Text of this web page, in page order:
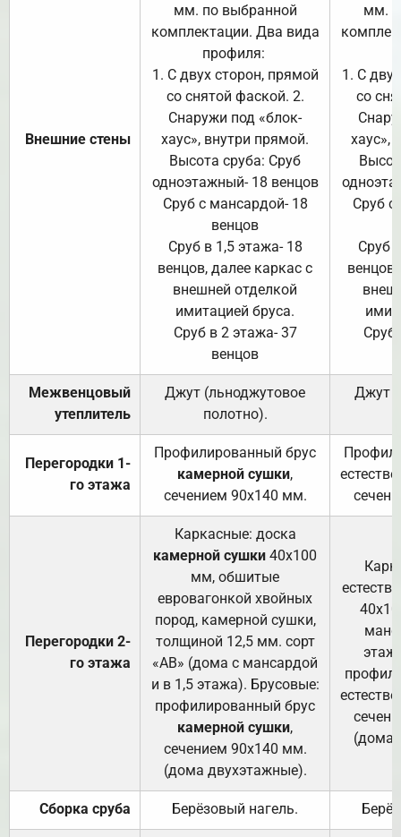
Внешние стены
мм. по выбранной
комплектации. Два вида
профиля:
1. С двух сторон, прямой
со снятой фаской. 2.
Снаружи под «блок-
хаус», внутри прямой.
Высота сруба: Сруб
одноэтажный- 18 венцов
Сруб с мансардой- 18
венцов
Сруб в 1,5 этажа- 18
венцов, далее каркас с
внешней отделкой
имитацией бруса.
Сруб в 2 этажа- 37
венцов
мм.
1. С
со
хаус»,
Сруб с
Сруб
Сруб
Межвенцовый
утеплитель
Джут (льноджутовое
полотно).
Джут
Перегородки 1-
го этажа
Профилированный брус
камерной сушки,
сечением 90х140 мм.
Перегородки 2-
го этажа
Каркасные: доска
камерной сушки 40х100
мм, обшитые
евровагонкой хвойных
пород, камерной сушки,
толщиной 12,5 мм. сорт
«АВ» (дома с мансардой
и в 1,5 этажа). Брусовые:
профилированный брус
камерной сушки,
сечением 90х140 мм.
(дома двухэтажные).
(дома
Сборка сруба Берёзовый нагель.